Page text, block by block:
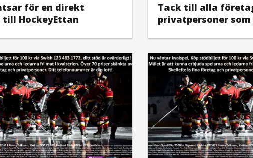
för en direkt
HockeyEttan
Tack till alla
privatpersoner